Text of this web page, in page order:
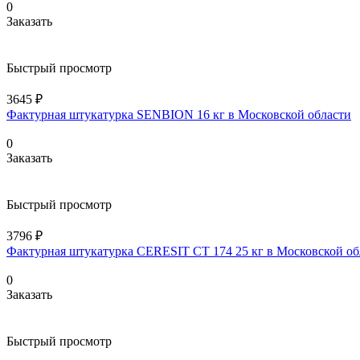
0
Заказать
Быстрый просмотр
3645 ₽
Фактурная штукатурка SENBION 16 кг в Московской области
0
Заказать
Быстрый просмотр
3796 ₽
Фактурная штукатурка CERESIT CT 174 25 кг в Московской
0
Заказать
Быстрый просмотр